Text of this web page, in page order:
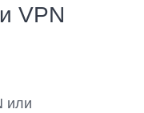
VPN
или